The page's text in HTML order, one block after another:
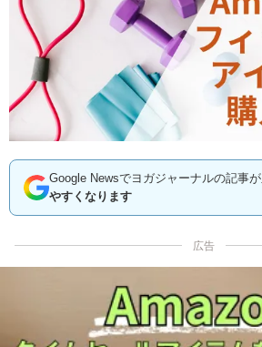
Google Newsでヨガジャーナルの記事が
やすくなります
広告